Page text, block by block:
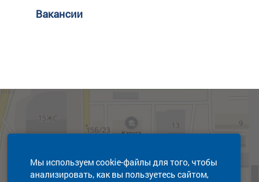
Вакансии
Мы используем cookie-файлы для того, чтобы
анализировать, как вы пользуетесь сайтом,